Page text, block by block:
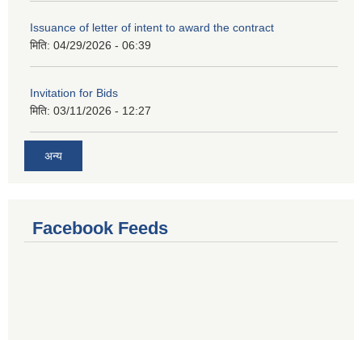
Issuance of letter of intent to award the contract
मिति: 04/29/2026 - 06:39
Invitation for Bids
मिति: 03/11/2026 - 12:27
अन्य
Facebook Feeds